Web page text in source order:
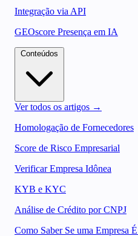
Integração via API
GEOscore Presença em IA
Ver todos os artigos →
Homologação de Fornecedores
Score de Risco Empresarial
Verificar Empresa Idônea
KYB e KYC
Análise de Crédito por CNPJ
Como Saber Se uma Empresa